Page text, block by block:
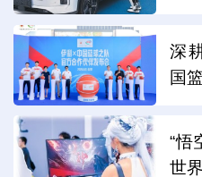
深
国
“悟
世界